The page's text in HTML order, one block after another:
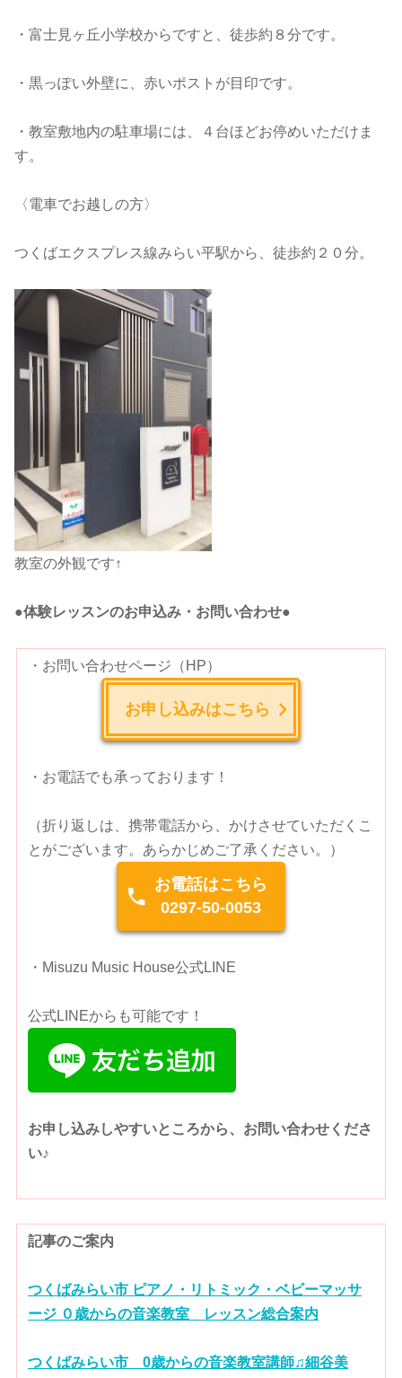
・富士見ヶ丘小学校からですと、徒歩約８分です。
・黒っぽい外壁に、赤いポストが目印です。
・教室敷地内の駐車場には、４台ほどお停めいただけま
す。
〈電車でお越しの方〉
つくばエクスプレス線みらい平駅から、徒歩約２０分。
教室の外観です↑
●体験レッスンのお申込み・お問い合わせ●
・お問い合わせページ（HP）
お申し込みはこちら
・お電話でも承っております！
（折り返しは、携帯電話から、かけさせていただくこ
とがございます。あらかじめご了承ください。）
お電話はこちら
0297-50-0053
・Misuzu Music House公式LINE
公式LINEからも可能です！
お申し込みしやすいところから、お問い合わせくださ
い♪
記事のご案内
つくばみらい市 ピアノ・リトミック・ベビーマッサ
ージ ０歳からの音楽教室 レッスン総合案内
つくばみらい市 0歳からの音楽教室講師♫細谷美